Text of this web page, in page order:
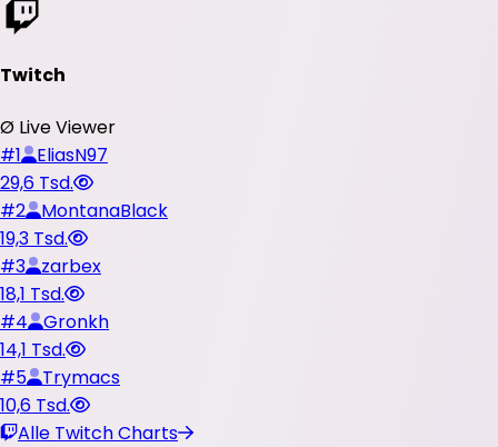
Twitch
Ø Live Viewer
#1
EliasN97
29,6 Tsd.
#2
MontanaBlack
19,3 Tsd.
#3
zarbex
18,1 Tsd.
#4
Gronkh
14,1 Tsd.
#5
Trymacs
10,6 Tsd.
Alle Twitch Charts